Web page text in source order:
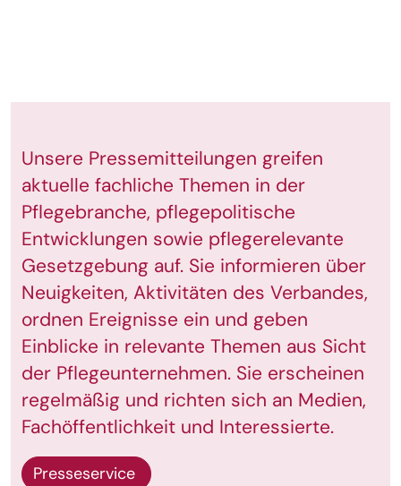
Unsere Pressemitteilungen greifen
aktuelle fachliche Themen in der
Pflegebranche, pflegepolitische
Entwicklungen sowie pflegerelevante
Gesetzgebung auf. Sie informieren über
Neuigkeiten, Aktivitäten des Verbandes,
ordnen Ereignisse ein und geben
Einblicke in relevante Themen aus Sicht
der Pflegeunternehmen. Sie erscheinen
regelmäßig und richten sich an Medien,
Fachöffentlichkeit und Interessierte.
Presseservice